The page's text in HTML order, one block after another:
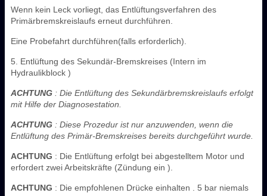
Wenn kein Leck vorliegt, das Entlüftungsverfahren des
Primärbremskreislaufs erneut durchführen.
Eine Probefahrt durchführen(falls erforderlich).
5. Entlüftung des Sekundär-Bremskreises (Intern im
Hydraulikblock )
ACHTUNG : Die Entlüftung des Sekundärbremskreislaufs erfolgt
mit Hilfe der Diagnosestation.
ACHTUNG : Diese Prozedur ist nur anzuwenden, wenn die
Entlüftung des Primär-Bremskreises bereits durchgeführt wurde.
ACHTUNG : Die Entlüftung erfolgt bei abgestelltem Motor und
erfordert zwei Arbeitskräfte (Zündung ein ).
ACHTUNG : Die empfohlenen Drücke einhalten . 5 bar niemals